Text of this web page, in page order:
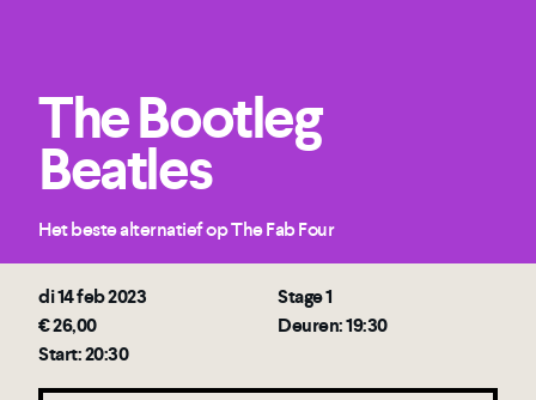
The Bootleg
Beatles
Het beste alternatief op The Fab Four
di 14 feb 2023
Stage 1
€ 26,00
Deuren: 19:30
Start: 20:30